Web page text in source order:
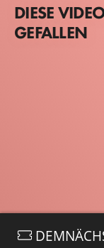
DIESE
GEFALLEN